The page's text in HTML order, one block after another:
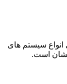
سیستم های
است.